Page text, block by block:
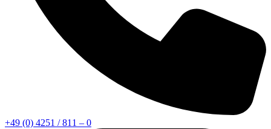
+49 (0) 4251 / 811 – 0